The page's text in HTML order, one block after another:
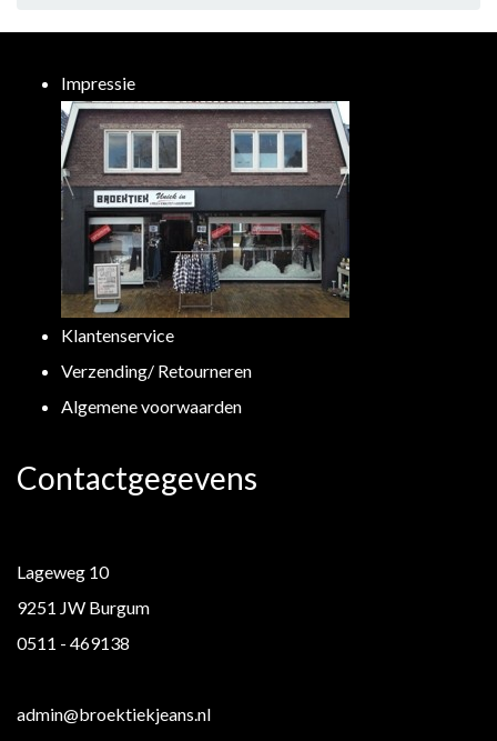
Impressie
Klantenservice
Verzending/ Retourneren
Algemene voorwaarden
Contactgegevens
Lageweg 10
9251 JW Burgum
0511 - 469138
admin@broektiekjeans.nl